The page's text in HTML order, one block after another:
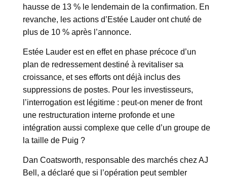
hausse de 13 % le lendemain de la confirmation. En
revanche, les actions d’Estée Lauder ont chuté de
plus de 10 % après l’annonce.
Estée Lauder est en effet en phase précoce d’un
plan de redressement destiné à revitaliser sa
croissance, et ses efforts ont déjà inclus des
suppressions de postes. Pour les investisseurs,
l’interrogation est légitime : peut-on mener de front
une restructuration interne profonde et une
intégration aussi complexe que celle d’un groupe de
la taille de Puig ?
Dan Coatsworth, responsable des marchés chez AJ
Bell, a déclaré que si l’opération peut sembler